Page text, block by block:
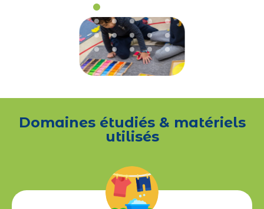
Domaines étudiés & matériels
utilisés